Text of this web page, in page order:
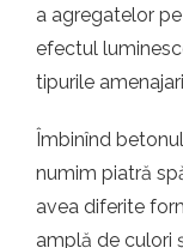
a agregatelor
efectul
tipurile
Îmbinînd
numim piatră
avea diferite
amplă de culori